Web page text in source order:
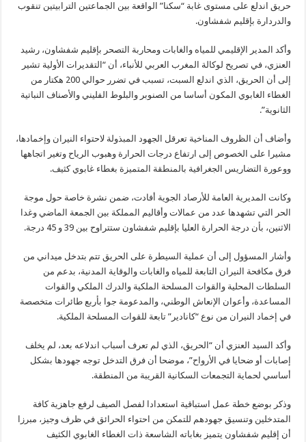
حريق اندلع على مستوى غابة “سكنا” الواقعة بين الجماعتين الترابيتين تنقوب
والدردارة بإقليم شفشاون.
وأكد المدير الإقليمي للمياه والغابات ومحاربة التصحر بإقليم شفشاون، رشيد
العنزي، في تصريح لوكالة المغرب العربي للأنباء، أن “التقديرات الأولية تشير
إلى أن الحريق، الذي اندلع السبت، تسبب في تضرر حوالي 200 هكتار من
الغطاء الغابوي المكون أساسا من الصنوبر والبلوط الفليني والأصناف النباتية
الثانوية”.
وأضاف أن الظروف المناخية تعرقل الجهود المبذولة لاحتواء النيران وإخمادها،
مشيرا على الخصوص إلى ارتفاع درجات الحرارة وهبوب الرياح وتغير اتجاهها
ووعورة التضاريس الجغرافية بالمنطقة المتميزة بغطاء غابوي كثيف.
وكانت المديرية العامة للأرصاد الجوية أفادت، ضمن نشرة خاصة حول موجة
الحر التي تشهدها عدد من عمالات وأقاليم المملكة بين الجمعة الماضي وغدا
الاثنين، بأن درجة الحرارة العليا بإقليم شفشاون ستتراوح بين 39 و 45 درجة.
وأشار المسؤول إلى أن عملية السيطرة على الحريق تتم بتدخل ميداني من
فرق مكافحة النيران التابعة للمياه والغابات والوقاية المدنية، بدعم من
السلطات المحلية والقوات المسلحة الملكية والدرك الملكي والقوات
المساعدة، وأعوان الإنعاش الوطني، والمدعومة جوا بأربع طائرات متخصصة
في إخماد النيران من نوع “كانادير” تابعة للقوات المسلحة الملكية.
وأكد السيد العنزي أن “الحريق، الذي لم تعرف أسباب اندلاعه بعد، لم يخلف
إصابات أو ضحايا في الأرواح”، موضحا أن فرق التدخل توجه جهودها بشكل
أساسي لحماية التجمعات السكانية القريبة من المنطقة.
وذكر بوضع خطة عمل استباقية استعدادا لفصل الصيف لرفع جاهزية كافة
المتدخلين وتنسيق جهودهم للتمكن من احتواء الحرائق في ظرف وجيز، مبرزا
أن إقليم شفشاون يتميز بغاباته الشاسعة ذات الغطاء الغابوي الكثيف